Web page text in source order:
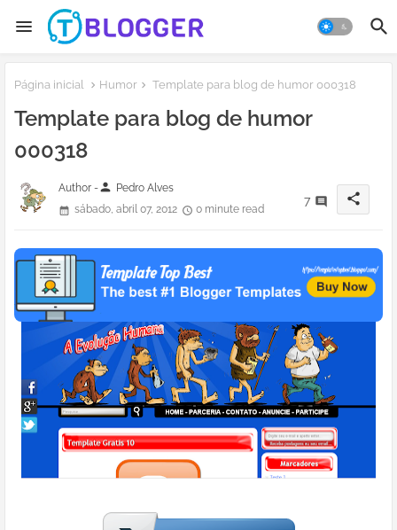
Página inicial Humor Template para blog de humor 000318
Template para blog de humor
000318
Author -person Pedro Alves
sábado, abril 07, 2012
0 minute read
7 share